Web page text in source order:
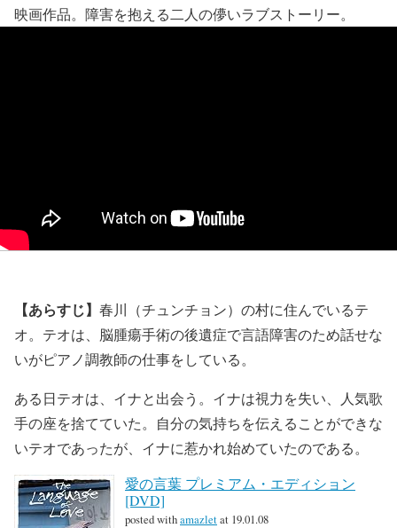
映画作品。障害を抱える二人の儚いラブストーリー。
【あらすじ】 春川（チュンチョン）の村に住んでいるテ
オ。テオは、脳腫瘍手術の後遺症で言語障害のため話せな
いがピアノ調教師の仕事をしている。
ある日テオは、イナと出会う。イナは視力を失い、人気歌
手の座を捨てていた。自分の気持ちを伝えることができな
いテオであったが、イナに惹かれ始めていたのである。
愛の言葉 プレミアム・エディション
[DVD]
posted withamazletat 19.01.08